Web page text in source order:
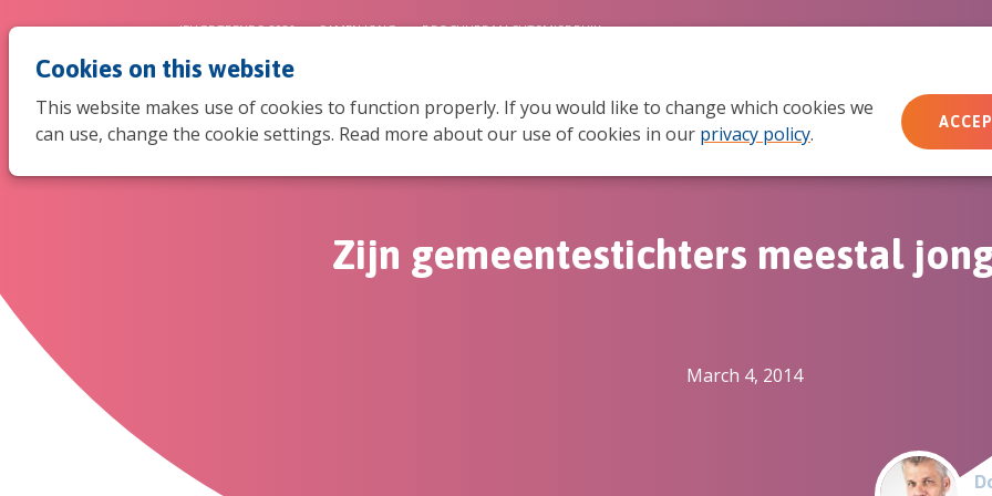
Cookies on this website
This website makes use of cookies to function properly. If you would like to change which cookies we
can use, change the cookie settings. Read more about our use of cookies in our privacy policy.
Wie wij zijn Wat we doen Doe mee
JEUGDTRENDS 2026 SAMEN JONG BROCHURE MACHTSMISBRUIK
Zijn gemeentestichters meestal
March 4, 2014